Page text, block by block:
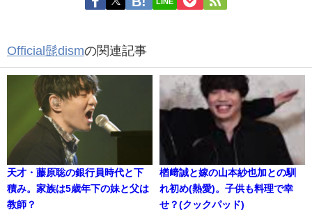
Official髭dismの関連記事
天才・藤原聡の銀行員時代と下
積み。家族は5歳年下の妹と父は
教師？
楢﨑誠と嫁の山本紗也加との馴
れ初め(熱愛)。子供も料理で幸
せ？(クックパッド)